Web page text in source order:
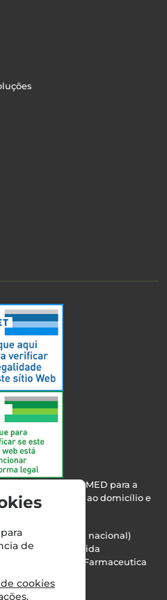
pelo INFARMED para a
de saúde ao domicílio e
para rede fixa nacional)
Maria Teresa Almeida
- Sociedade Farmaceutica
nº:2994
de
cookies